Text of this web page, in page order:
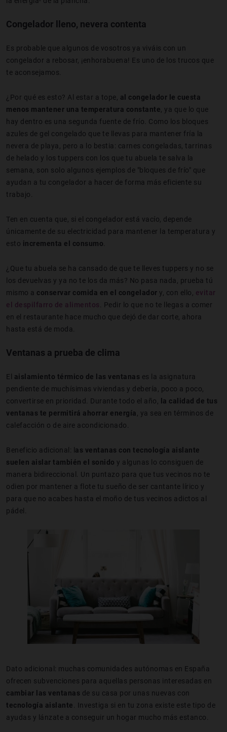
Congelador lleno, nevera contenta
Es probable que algunos de vosotros ya viváis con un
congelador a rebosar, ¡enhorabuena! Es uno de los trucos que
te aconsejamos.
¿Por qué es esto? Al estar a tope, al congelador le cuesta
menos mantener una temperatura constante , ya que lo que
hay dentro es una segunda fuente de frío. Como los bloques
azules de gel congelado que te llevas para mantener fría la
nevera de playa, pero a lo bestia: carnes congeladas, tarrinas
de helado y los tuppers con los que tu abuela te salva la
semana, son solo algunos ejemplos de "bloques de frío" que
ayudan a tu congelador a hacer de forma más eficiente su
trabajo.
Ten en cuenta que, si el congelador está vacío, depende
únicamente de su electricidad para mantener la temperatura y
esto incrementa el consumo
¿Que tu abuela se ha cansado de que te lleves tuppers y no se
los devuelvas y ya no te los da más? No pasa nada, prueba tú
mismo a conservar comida en el congelador y, con ello, evitar
el despilfarro de alimentos . Pedir lo que no te llegas a comer
en el restaurante hace mucho que dejó de dar corte, ahora
hasta está de moda.
Ventanas a prueba de clima
El aislamiento térmico de las ventanas es la asignatura
pendiente de muchísimas viviendas y debería, poco a poco,
convertirse en prioridad. Durante todo el año,
la calidad de tus
ventanas te permitirá ahorrar energía , ya sea en términos de
calefacción o de aire acondicionado.
Beneficio adicional: l as ventanas con tecnología aislante
suelen aislar también el sonido y algunas lo consiguen de
manera bidireccional. Un puntazo para que tus vecinos no te
odien por mantener a flote tu sueño de ser cantante lírico y
para que no acabes hasta el moño de tus vecinos adictos al
pádel.
Dato adicional: muchas comunidades autónomas en España
ofrecen subvenciones para aquellas personas interesadas en
cambiar las ventanas de su casa por unas nuevas con
tecnología aislante . Investiga si en tu zona existe este tipo de
ayudas y lánzate a conseguir un hogar mucho más estanco.